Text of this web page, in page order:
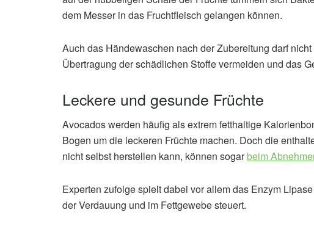
dem Messer in das Fruchtfleisch gelangen können.
Auch das Händewaschen nach der Zubereitung darf
Übertragung der schädlichen Stoffe vermeiden und das
Leckere und gesunde Früchte
Avocados werden häufig als extrem fetthaltige
Bogen um die leckeren Früchte machen. Doch die
nicht selbst herstellen kann, können sogarbeim
Experten zufolge spielt dabei vor allem das Enzym
der Verdauung und im Fettgewebe steuert.